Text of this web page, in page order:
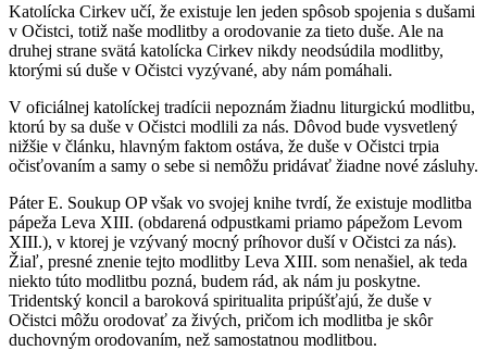
Katolícka Cirkev učí, že existuje len jeden spôsob spojenia s dušami
v Očistci, totiž naše modlitby a orodovanie za tieto duše. Ale na
druhej strane svätá katolícka Cirkev nikdy neodsúdila modlitby,
ktorými sú duše v Očistci vyzývané, aby nám pomáhali.
V oficiálnej katolíckej tradícii nepoznám žiadnu liturgickú modlitbu,
ktorú by sa duše v Očistci modlili za nás. Dôvod bude vysvetlený
nižšie v článku, hlavným faktom ostáva, že duše v Očistci trpia
očisťovaním a samy o sebe si nemôžu pridávať žiadne nové zásluhy.
Páter E. Soukup OP však vo svojej knihe tvrdí, že existuje modlitba
pápeža Leva XIII. (obdarená odpustkami priamo pápežom Levom
XIII.), v ktorej je vzývaný mocný príhovor duší v Očistci za nás).
Žiaľ, presné znenie tejto modlitby Leva XIII. som nenašiel, ak teda
niekto túto modlitbu pozná, budem rád, ak nám ju poskytne.
Tridentský koncil a baroková spiritualita pripúšťajú, že duše v
Očistci môžu orodovať za živých, pričom ich modlitba je skôr
duchovným orodovaním, než samostatnou modlitbou.